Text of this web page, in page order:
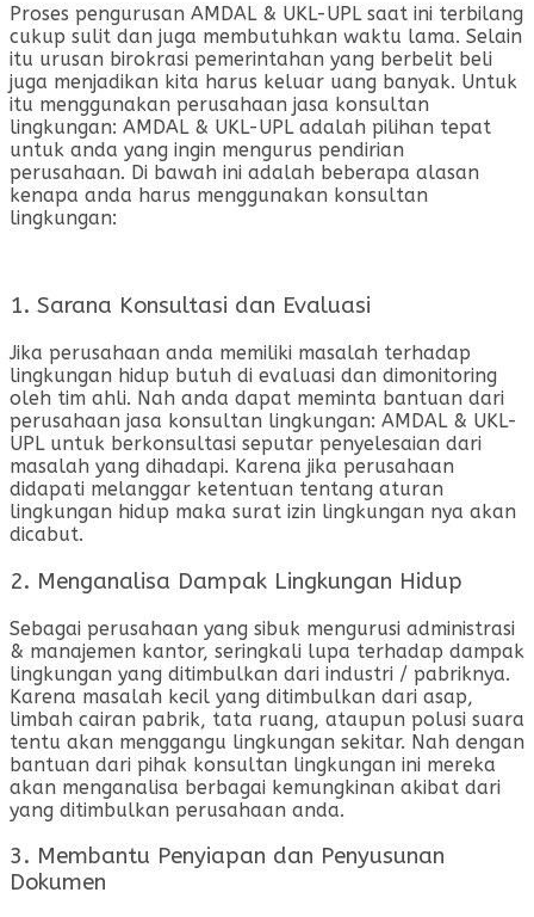
Proses pengurusan AMDAL & UKL-UPL saat ini terbilang
cukup sulit dan juga membutuhkan waktu lama. Selain
itu urusan birokrasi pemerintahan yang berbelit beli
juga menjadikan kita harus keluar uang banyak. Untuk
itu menggunakan perusahaan jasa konsultan
lingkungan: AMDAL & UKL-UPL adalah pilihan tepat
untuk anda yang ingin mengurus pendirian
perusahaan. Di bawah ini adalah beberapa alasan
kenapa anda harus menggunakan konsultan
lingkungan:
1. Sarana Konsultasi dan Evaluasi
Jika perusahaan anda memiliki masalah terhadap
lingkungan hidup butuh di evaluasi dan dimonitoring
oleh tim ahli. Nah anda dapat meminta bantuan dari
perusahaan jasa konsultan lingkungan: AMDAL & UKL-
UPL untuk berkonsultasi seputar penyelesaian dari
masalah yang dihadapi. Karena jika perusahaan
didapati melanggar ketentuan tentang aturan
lingkungan hidup maka surat izin lingkungan nya akan
dicabut.
2. Menganalisa Dampak Lingkungan Hidup
Sebagai perusahaan yang sibuk mengurusi administrasi
& manajemen kantor, seringkali lupa terhadap dampak
lingkungan yang ditimbulkan dari industri / pabriknya.
Karena masalah kecil yang ditimbulkan dari asap,
limbah cairan pabrik, tata ruang, ataupun polusi suara
tentu akan menggangu lingkungan sekitar. Nah dengan
bantuan dari pihak konsultan lingkungan ini mereka
akan menganalisa berbagai kemungkinan akibat dari
yang ditimbulkan perusahaan anda.
3. Membantu Penyiapan dan Penyusunan
Dokumen